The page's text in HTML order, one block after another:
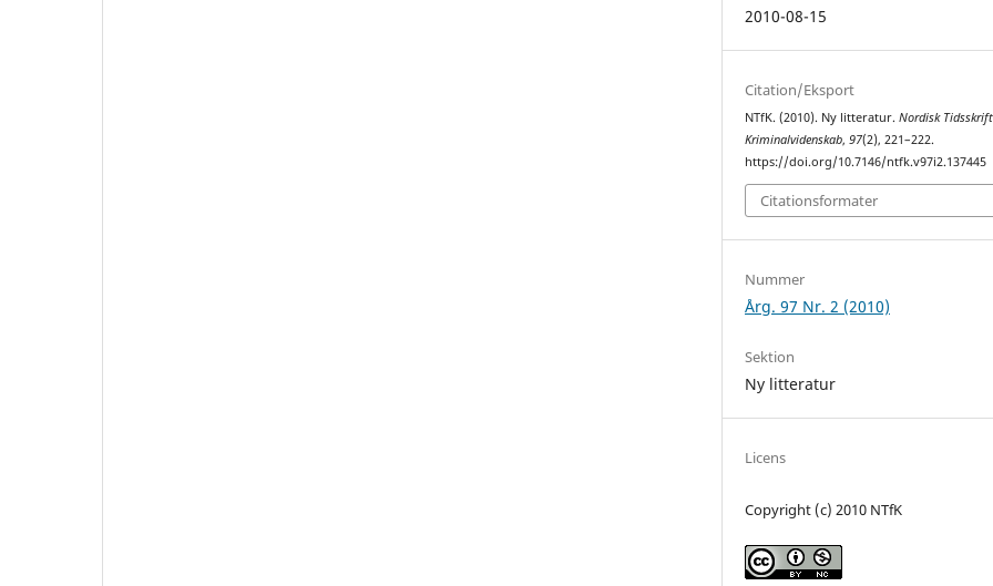
2010-08-15
Citation/Eksport
NTfK. (2010). Ny litteratur.Nordisk
Kriminalvidenskab,97(2), 221–222.
https://doi.org/10.7146/ntfk.v97i2.137445
Citationsformater
Nummer
Årg. 97 Nr. 2 (2010)
Sektion
Ny litteratur
Licens
Copyright (c) 2010 NTfK